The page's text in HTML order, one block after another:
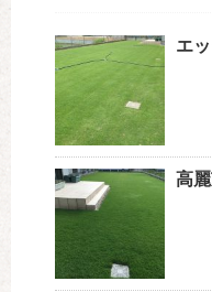
エ
高